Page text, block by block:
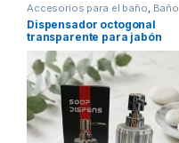
Accesorios para el baño Baño
Dispensador octogonal
transparente para jabón
[4949434]